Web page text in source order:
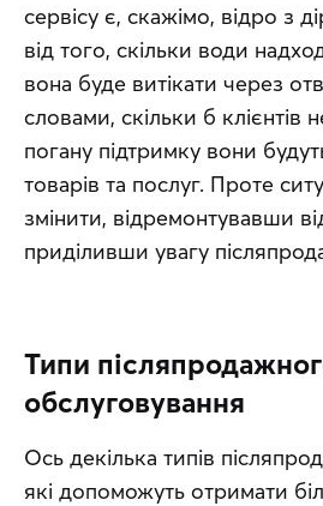
сервісу є, скажімо, відро з
від того, скільки води
вона буде витікати через
словами, скільки б клієнтів
погану підтримку вони
товарів та послуг. Проте
змінити, відремонтувавши
приділивши увагу
Типи
обслуговування
Ось декілька типів
які допоможуть отримати